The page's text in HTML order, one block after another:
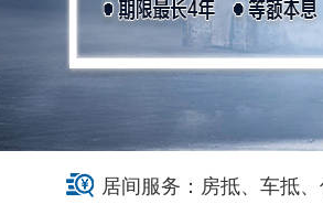
居间服务：房抵、车抵